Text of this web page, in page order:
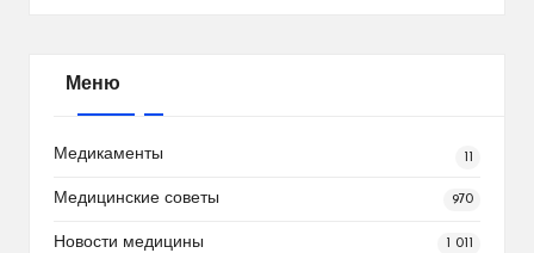
Меню
Медикаменты
Медицинские советы 970
Новости медицины 1 011